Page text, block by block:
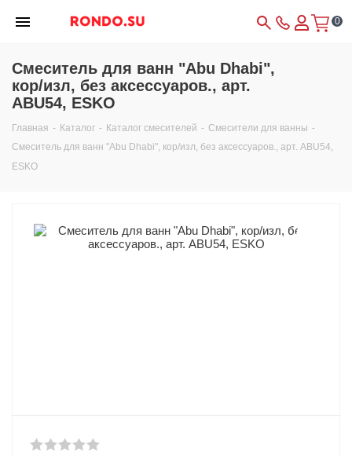
0
Смеситель для ванн "Abu Dhabi",
кор/изл, без аксессуаров., арт.
ABU54, ESKO
Главная - Каталог - Каталог смесителей - Смесители для ванны -
Смеситель для ванн "Abu Dhabi", кор/изл, без аксессуаров., арт. ABU54,
ESKO